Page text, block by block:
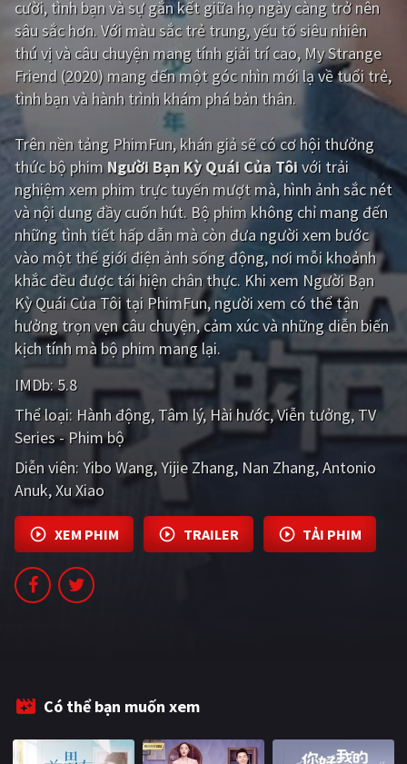
Giật gân Gia đình
Bí ẩn Lịch sử
Viễn Tây Tiểu sử
GameShow DramaTV
QUỐC GIA
Âu - Mỹ Trung Quốc - Hồng Kông
Hàn Quốc Nhật Bản
Ấn Độ Việt Nam
Tổng hợp
CẬP NHẬT
PHIM MỚI
PHIM BỘ
PHIM LẺ
PHIM CHIẾU RẠP
TUYỂN TẬP PHIM
BLOG
cười, tình bạn và sự gắn kết giữa họ ngày càng trở nên
sâu sắc hơn. Với màu sắc trẻ trung, yếu tố siêu nhiên
thú vị và câu chuyện mang tính giải trí cao, My Strange
Friend (2020) mang đến một góc nhìn mới lạ về tuổi trẻ,
tình bạn và hành trình khám phá bản thân.
Trên nền tảng PhimFun, khán giả sẽ có cơ hội thưởng
thức bộ phim Người Bạn Kỳ Quái Của Tôivới trải
nghiệm xem phim trực tuyến mượt mà, hình ảnh sắc nét
và nội dung đầy cuốn hút. Bộ phim không chỉ mang đến
những tình tiết hấp dẫn mà còn đưa người xem bước
vào một thế giới điện ảnh sống động, nơi mỗi khoảnh
khắc đều được tái hiện chân thực. Khi xem Người Bạn
Kỳ Quái Của Tôi tại PhimFun, người xem có thể tận
hưởng trọn vẹn câu chuyện, cảm xúc và những diễn biến
kịch tính mà bộ phim mang lại.
IMDb:5.8
Thể loại: Hành động Tâm lý Hài hước Viễn tưởng TV
Series - Phim bộ
Diễn viên:Yibo Wang Yijie Zhang Nan Zhang Antonio
Anuk Xu Xiao
XEM PHIM TRAILER TẢI PHIM
Có thể bạn muốn xem